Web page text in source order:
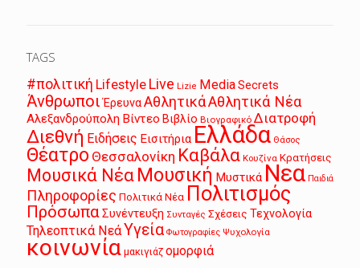
TAGS
#πολιτική Lifestyle Live Lizie MediaSecrets
Άνθρωποι ΈρευναΑθλητικάΑθλητικά Νέα
Αλεξανδρούπολη Βίντεο Βιβλίο Βιογραφικό Διατροφή
Διεθνή Ειδήσεις Εισιτήρια Ελλάδα Θάσος
Θέατρο Θεσσαλονίκη Καβάλα Κουζίνα Κρατήσεις
Μουσικά Νέα Μουσική Μυστικά Νεα Παιδιά
Πληροφορίες Πολιτικά Νέα Πολιτισμός
ΠρόσωπαΣυνέντευξη Συνταγές Σχέσεις Τεχνολογία
Τηλεοπτικά ΝεάΥγεία Φωτογραφίες Ψυχολογία
κοινωνία μακιγιάζ ομορφιά